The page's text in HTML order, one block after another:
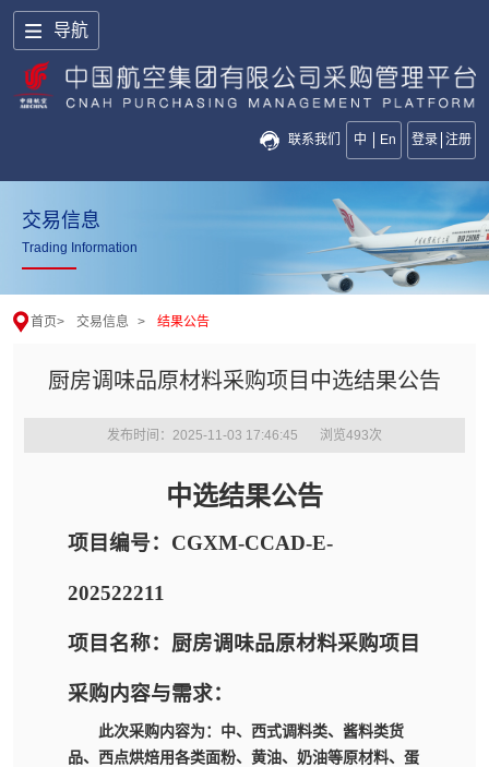
导航
联系我们 中 En 登录 注册
交易信息
Trading Information
首页> 交易信息 > 结果公告
厨房调味品原材料采购项目中选结果公告
发布时间：2025-11-03 17:46:45 浏览493次
中选结果公告
项目编号：CGXM-CCAD-E-
202522211
项目名称：厨房调味品原材料采购项目
采购内容与需求：
此次采购内容为：中、西式调料类、酱料类货
品、西点烘焙用各类面粉、黄油、奶油等原材料、蛋